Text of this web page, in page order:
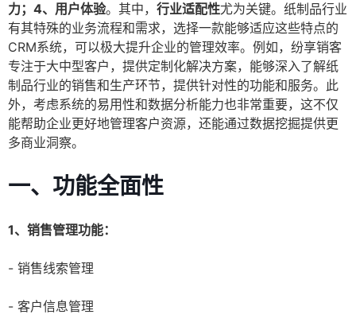
力；4、用户体验。其中， 行业适配性尤为关键。纸制品行业
有其特殊的业务流程和需求，选择一款能够适应这些特点的
CRM系统，可以极大提升企业的管理效率。例如，纷享销客
专注于大中型客户，提供定制化解决方案，能够深入了解纸
制品行业的销售和生产环节，提供针对性的功能和服务。此
外，考虑系统的易用性和数据分析能力也非常重要，这不仅
能帮助企业更好地管理客户资源，还能通过数据挖掘提供更
多商业洞察。
一、功能全面性
1、销售管理功能：
- 销售线索管理
- 客户信息管理